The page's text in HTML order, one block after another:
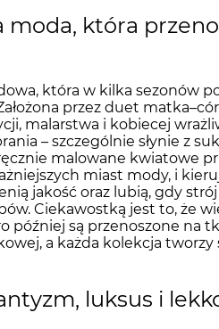
moda, która
która w kilka sezonów
przez duet
malarstwa i kobiecej
– szczególnie słynie z
malowane kwiatowe
miast mody, i
jakość oraz lubią, gdy
Ciekawostką jest to, że
później są przenoszone na
a każda kolekcja
luksus i